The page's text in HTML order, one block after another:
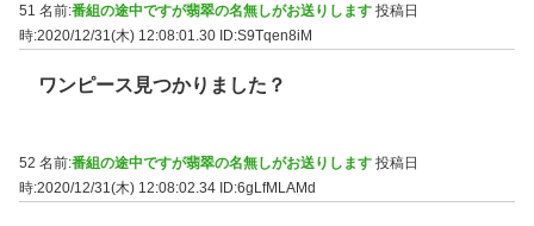
51 名前:番組の途中ですが翡翠の名無しがお送りします 投稿日
時:2020/12/31(木) 12:08:01.30 ID:S9Tqen8iM
ワンピース見つかりました？
52 名前:番組の途中ですが翡翠の名無しがお送りします 投稿日
時:2020/12/31(木) 12:08:02.34 ID:6gLfMLAMd